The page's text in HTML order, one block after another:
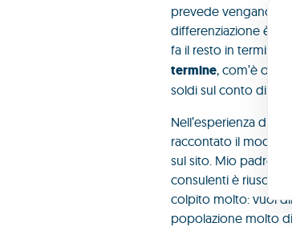
prevede vengano
differenziazione è
fa il resto in termini di
termine, com’è
soldi sul conto di
Nell’esperienza di
raccontato il
sul sito. Mio padre
consulenti è riuscito
colpito molto: vuol
popolazione molto